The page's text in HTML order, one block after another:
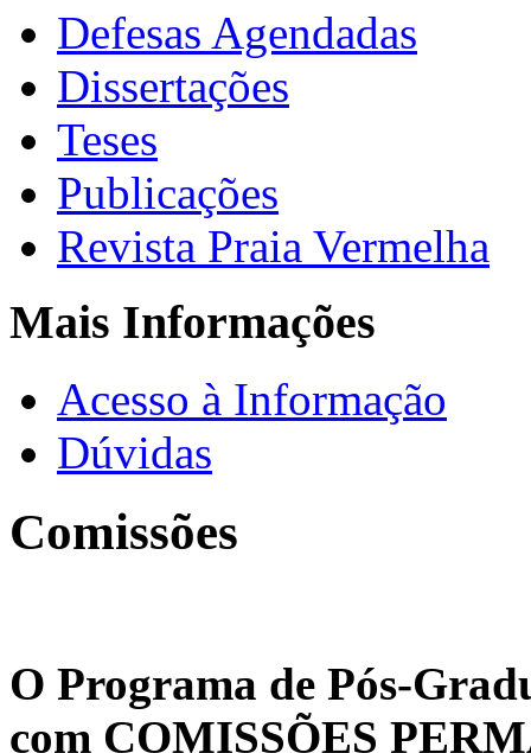
Defesas Agendadas
Dissertações
Teses
Publicações
Revista Praia Vermelha
Mais Informações
Acesso à Informação
Dúvidas
Comissões
O Programa de Pós-
com COMISSÕES